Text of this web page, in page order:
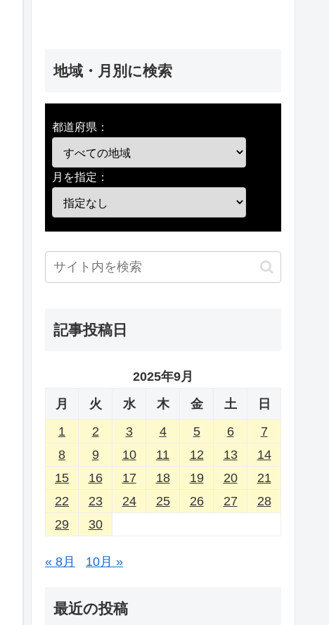
地域・月別に検索
都道府県：
月を指定：
記事投稿日
2025年9月
月
火 水 木 金 土
日
1
2 3 4 5 6
7
8
9 10 11 12 13
14
15
16 17 18 19 20
21
22
23 24 25 26 27
28
29
30
« 8月 10月 »
最近の投稿